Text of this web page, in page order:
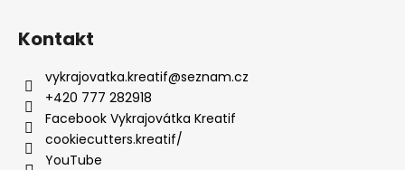
Kontakt
vykrajovatka.kreatif@seznam.cz
+420 777 282918
Facebook Vykrajovátka Kreatif
cookiecutters.kreatif/
YouTube